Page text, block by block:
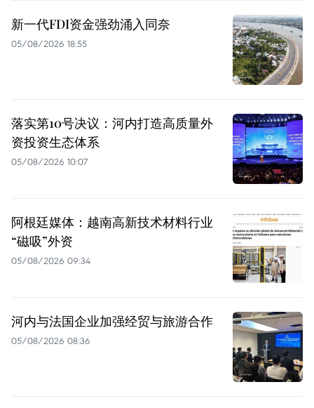
新一代FDI资金强劲涌入同奈
05/08/2026 18:55
落实第10号决议：河内打造高质量外
资投资生态体系
05/08/2026 10:07
阿根廷媒体：越南高新技术材料行业
“磁吸”外资
05/08/2026 09:34
河内与法国企业加强经贸与旅游合作
05/08/2026 08:36